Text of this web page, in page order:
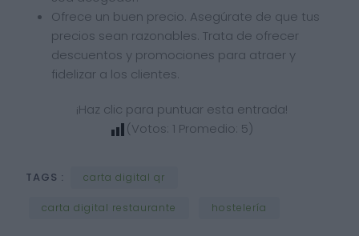
Ofrece un buen precio. Asegúrate de que tus
precios sean razonables. Trata de ofrecer
descuentos y promociones para atraer y
fidelizar a los clientes.
¡Haz clic para puntuar esta entrada!
(Votos: 1 Promedio: 5)
TAGS : carta digital qr
carta digital restaurante hostelería